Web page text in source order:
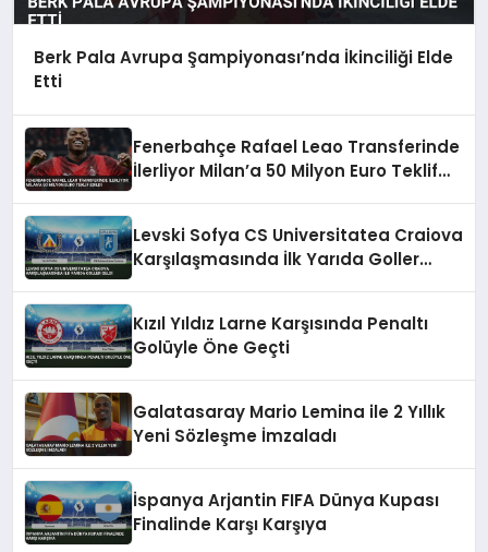
Berk Pala Avrupa Şampiyonası’nda İkinciliği Elde
Etti
Fenerbahçe Rafael Leao Transferinde
İlerliyor Milan’a 50 Milyon Euro Teklif
Levski Sofya CS Universitatea Craiova
Karşılaşmasında İlk Yarıda Goller
Kızıl Yıldız Larne Karşısında Penaltı
Golüyle Öne Geçti
Galatasaray Mario Lemina ile 2 Yıllık
Yeni Sözleşme İmzaladı
İspanya Arjantin FIFA Dünya Kupası
Finalinde Karşı Karşıya